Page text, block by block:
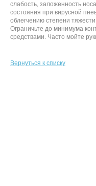
слабость, заложенность
состояния при вирусной
облегчению степени
Ограничьте до минимума
средствами. Часто мойте
Вернуться к списку